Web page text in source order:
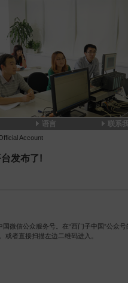
语言 联系
Account
发布了!
微信公众服务号。在“西门子中国”公众号
或者直接扫描左边二维码进入。